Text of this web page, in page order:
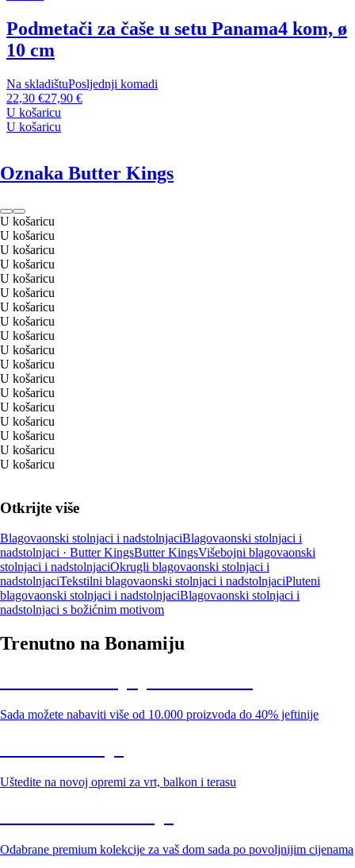
Podmetači za čaše u setu Panama4 kom, ø
10 cm
Na skladištuPosljednji komadi
22,30 €27,90 €
U košaricu
U košaricu
Oznaka Butter Kings
U košaricu
U košaricu
U košaricu
U košaricu
U košaricu
U košaricu
U košaricu
U košaricu
U košaricu
U košaricu
U košaricu
U košaricu
U košaricu
U košaricu
U košaricu
U košaricu
U košaricu
U košaricu
Otkrijte više
Blagovaonski stolnjaci i nadstolnjaciBlagovaonski stolnjaci i
nadstolnjaci · Butter KingsButter KingsVišebojni blagovaonski
stolnjaci i nadstolnjaciOkrugli blagovaonski stolnjaci i
nadstolnjaciTekstilni blagovaonski stolnjaci i nadstolnjaciPluteni
blagovaonski stolnjaci i nadstolnjaciBlagovaonski stolnjaci i
nadstolnjaci s božićnim motivom
Trenutno na Bonamiju
Sada možete nabaviti više od 10.000 proizvoda do 40% jeftinije
Uštedite na novoj opremi za vrt, balkon i terasu
Odabrane premium kolekcije za vaš dom sada po povoljnijim cijenama